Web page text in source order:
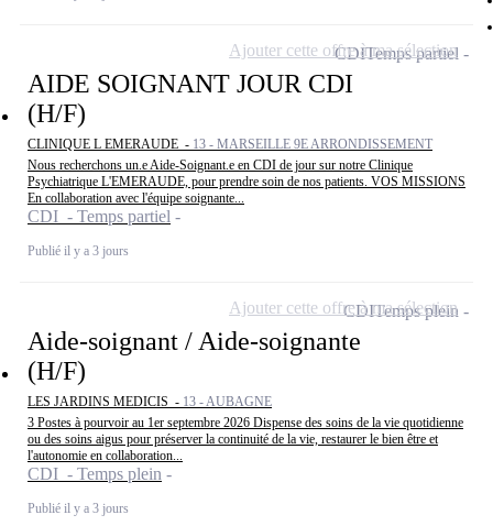
AIDE SOIGNANT JOUR CDI
(H/F)
CLINIQUE L EMERAUDE - 13 - MARSEILLE 9E ARRONDISSEMENT
Nous recherchons un.e Aide-Soignant.e en CDI de jour sur notre Clinique
Psychiatrique L'EMERAUDE, pour prendre soin de nos patients. VOS MISSIONS
En collaboration avec l'équipe soignante...
CDI - Temps partiel
Publié il y a 3 jours
CDITemps partiel
Ajouter cette offre à ma sélection
Aide-soignant / Aide-soignante
(H/F)
LES JARDINS MEDICIS - 13 - AUBAGNE
3 Postes à pourvoir au 1er septembre 2026 Dispense des soins de la vie quotidienne
ou des soins aigus pour préserver la continuité de la vie, restaurer le bien être et
l'autonomie en collaboration...
CDI - Temps plein
Publié il y a 3 jours
CDITemps plein
Ajouter cette offre à ma sélection